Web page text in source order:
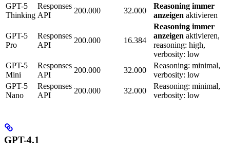
GPT-5
Thinking
Responses
API
200.000 32.000
Reasoning immer
anzeigen aktivieren
GPT-5
Pro
Responses
API
200.000 16.384
Reasoning immer
anzeigen aktivieren,
reasoning: high,
verbosity: low
GPT-5
Mini
Responses
API
200.000 32.000
Reasoning: minimal,
verbosity: low
GPT-5
Nano
Responses
API
200.000 32.000
Reasoning: minimal,
verbosity: low
GPT-4.1